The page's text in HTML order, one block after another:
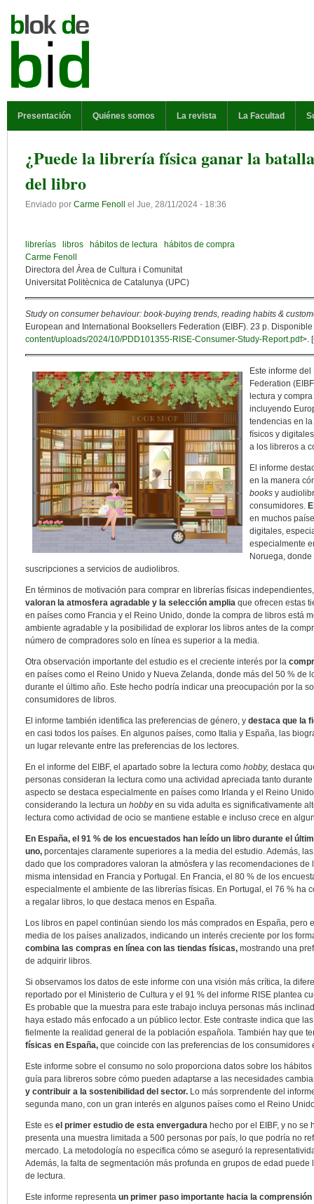
Presentación Quiénes somos La revista La Facultad
¿Puede la librería física ganar la
del libro
Enviado por Carme Fenoll el Jue, 28/11/2024 - 18:36
librerías libros hábitos de lectura
hábitos de compra
Carme Fenoll
Directora del Àrea de Cultura i Comunitat
Universitat Politècnica de Catalunya (UPC)
Study on consumer behaviour: book-buying trends, reading habits &
European and International Booksellers Federation (EIBF). 23 p. Disponible
content/uploads/2024/10/PDD101355-RISE-Consumer-Study-Report.pdf>.
Este informe
Federation
lectura y
incluyendo
tendencias en
físicos y
a los libreros a
El informe
en la manera
books y
consumidores.
en muchos
digitales,
especialmente
Noruega,
suscripciones a servicios de audiolibros.
En términos de motivación para comprar en librerías físicas
valoran la atmosfera agradable y la selección amplia que ofrecen estas
en países como Francia y el Reino Unido, donde la compra de libros está
ambiente agradable y la posibilidad de explorar los libros antes de la
número de compradores solo en línea es superior a la media.
Otra observación importante del estudio es el creciente interés por la
en países como el Reino Unido y Nueva Zelanda, donde más del 50 % de
durante el último año. Este hecho podría indicar una preocupación por la
consumidores de libros.
El informe también identifica las preferencias de género, y destaca que la
en casi todos los países. En algunos países, como Italia y España, las
un lugar relevante entre las preferencias de los lectores.
En el informe del EIBF, el apartado sobre la lectura como hobby, destaca
personas consideran la lectura como una actividad apreciada tanto
aspecto se destaca especialmente en países como Irlanda y el Reino
considerando la lectura un hobbyen su vida adulta es significativamente
lectura como actividad de ocio se mantiene estable e incluso crece en
En España, el 91 % de los encuestados han leído un libro durante el
uno, porcentajes claramente superiores a la media del estudio. Además,
dado que los compradores valoran la atmósfera y las recomendaciones
misma intensidad en Francia y Portugal. En Francia, el 80 % de los
especialmente el ambiente de las librerías físicas. En Portugal, el 76 % ha
a regalar libros, lo que destaca menos en España.
Los libros en papel continúan siendo los más comprados en España, pero
media de los países analizados, indicando un interés creciente por los
combina las compras en línea con las tiendas físicas, mostrando una
de adquirir libros.
Si observamos los datos de este informe con una visión más crítica, la
reportado por el Ministerio de Cultura y el 91 % del informe RISE plantea
Es probable que la muestra para este trabajo incluya personas más
haya estado más enfocado a un público lector. Este contraste indica que
fielmente la realidad general de la población española. También hay que
físicas en España, que coincide con las preferencias de los consumidores
Este informe sobre el consumo no solo proporciona datos sobre los
guía para libreros sobre cómo pueden adaptarse a las necesidades
y contribuir a la sostenibilidad del sector. Lo más sorprendente del
segunda mano, con un gran interés en algunos países como el Reino
Este es el primer estudio de esta envergadura hecho por el EIBF, y no
presenta una muestra limitada a 500 personas por país, lo que podría no
mercado. La metodología no especifica cómo se aseguró la
Además, la falta de segmentación más profunda en grupos de edad
de lectura.
Este informe representa un primer paso importante hacia la